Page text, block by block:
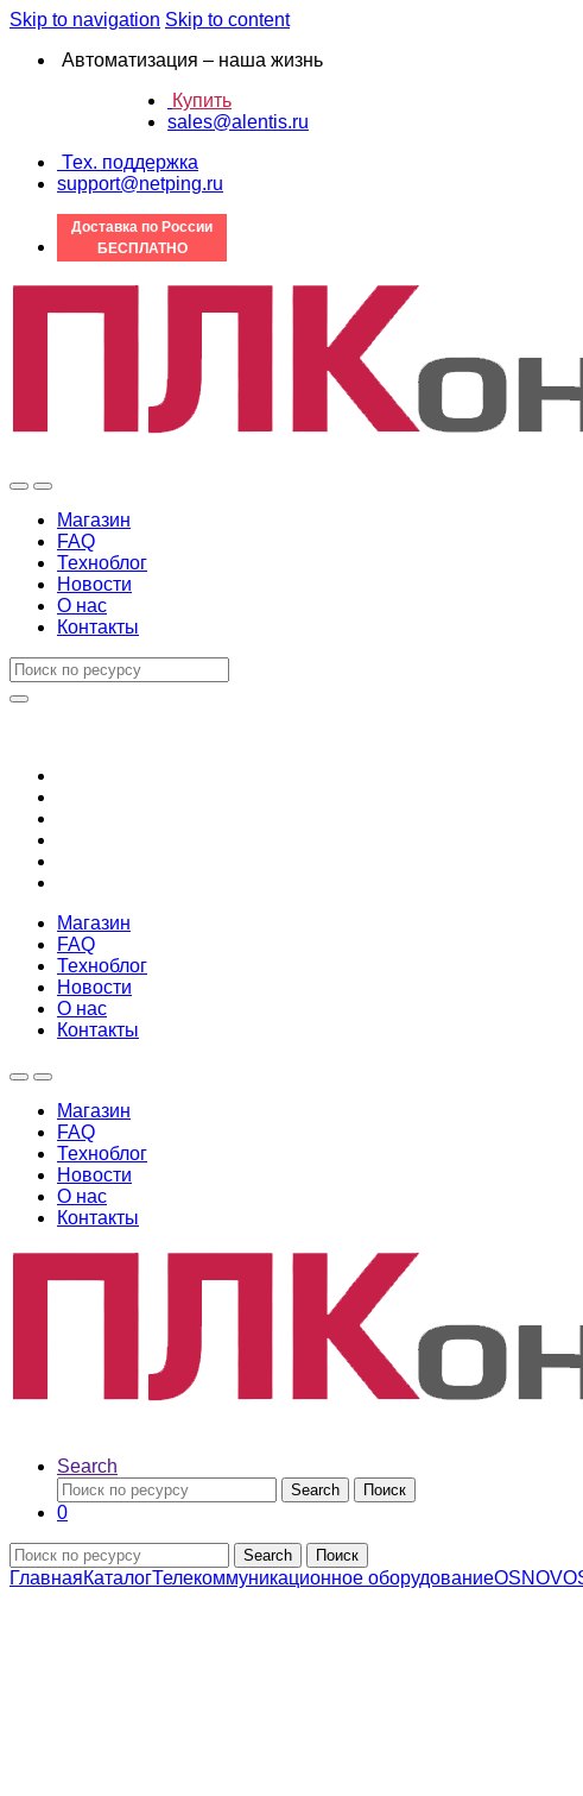
Skip to navigation Skip to content
Автоматизация – наша жизнь
Купить
sales@alentis.ru
Тех. поддержка
support@netping.ru
Доставка по России
БЕСПЛАТНО
Магазин
FAQ
Техноблог
Новости
О нас
Контакты
Магазин
FAQ
Техноблог
Новости
О нас
Контакты
Магазин
FAQ
Техноблог
Новости
О нас
Контакты
Search
Search Поиск
0
Search Поиск
ГлавнаяКаталогТелекоммуникационное оборудованиеOSNOVO